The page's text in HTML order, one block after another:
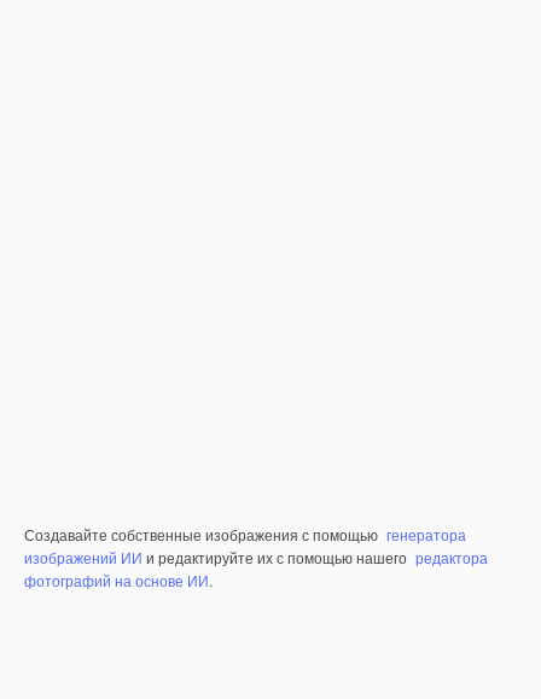
Создавайте собственные изображения с помощью генератора
изображений ИИ и редактируйте их с помощью нашего редактора
фотографий на основе ИИ.